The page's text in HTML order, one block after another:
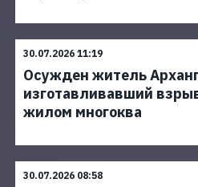
30.07.2026 11:19
Осужден житель
изготавливавший
жилом многоква
30.07.2026 08:58